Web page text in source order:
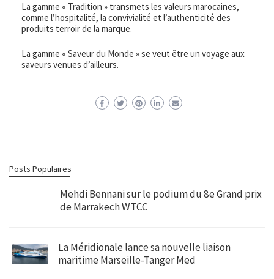
La gamme « Tradition » transmets les valeurs marocaines,
comme l’hospitalité, la convivialité et l’authenticité des
produits terroir de la marque.
La gamme « Saveur du Monde » se veut être un voyage aux
saveurs venues d’ailleurs.
Posts Populaires
Mehdi Bennani sur le podium du 8e Grand prix
de Marrakech WTCC
La Méridionale lance sa nouvelle liaison
maritime Marseille-Tanger Med